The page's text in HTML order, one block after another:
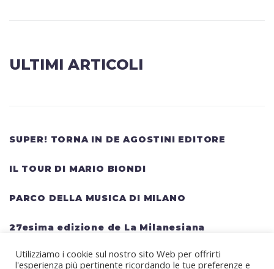
ULTIMI ARTICOLI
SUPER! TORNA IN DE AGOSTINI EDITORE
IL TOUR DI MARIO BIONDI
PARCO DELLA MUSICA DI MILANO
27esima edizione de La Milanesiana
HELLWATT FESTIVAL: una lineup gigantesca
Utilizziamo i cookie sul nostro sito Web per offrirti
l'esperienza più pertinente ricordando le tue preferenze e